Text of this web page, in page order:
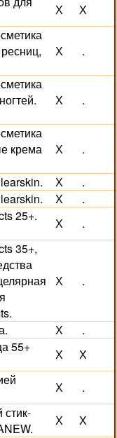
Х Х
Х .
Х .
крема
Х .
Х
.
Х
.
25+.
Х .
35+,
Х .
Х
.
55+
Х Х
Х .
Х Х